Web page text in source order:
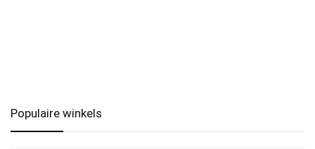
Populaire winkels